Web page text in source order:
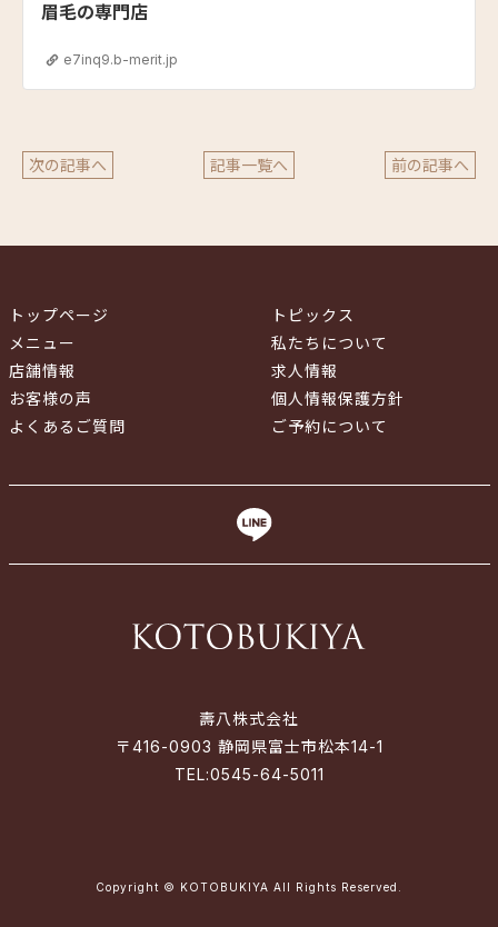
眉毛の専門店
e7inq9.b-merit.jp
次の記事へ 記事一覧へ 前の記事へ
トップページ
メニュー
店舗情報
お客様の声
よくあるご質問
トピックス
私たちについて
求人情報
個人情報保護方針
ご予約について
壽八株式会社
〒416-0903 静岡県富士市松本14-1
TEL:0545-64-5011
Copyright © KOTOBUKIYA All Rights Reserved.